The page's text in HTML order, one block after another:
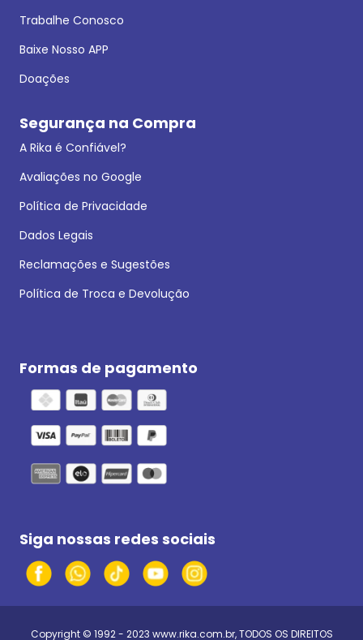
Trabalhe Conosco
Baixe Nosso APP
Doações
Segurança na Compra
A Rika é Confiável?
Avaliações no Google
Política de Privacidade
Dados Legais
Reclamações e Sugestões
Política de Troca e Devolução
Formas de pagamento
Siga nossas redes sociais
Copyright © 1992 - 2023 www.rika.com.br, TODOS OS DIREITOS